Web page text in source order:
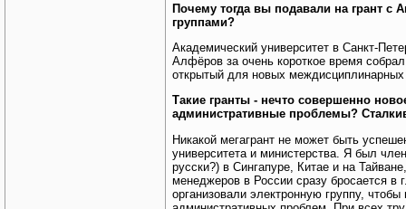
Почему тогда вы подавали на грант с
группами?
Академический университет в Санкт-
Алфёров за очень короткое время
открытый для новых
Такие гранты - нечто совершенно
административные проблемы?
Никакой мегагрант не может быть
университета и министерства. Я был
русски?) в Сингапуре, Китае и на
менеджеров в России сразу бросается в
организовали электронную группу,